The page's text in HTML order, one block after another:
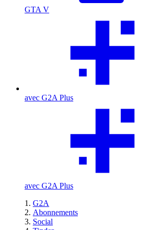
GTA V
avec G2A Plus
avec G2A Plus
G2A
Abonnements
Social